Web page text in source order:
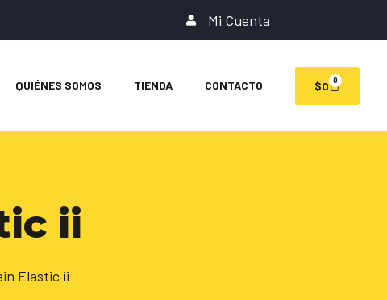
Mi Cuenta
QUIÉNES SOMOS TIENDA CONTACTO $0 0
ii
Elastic ii